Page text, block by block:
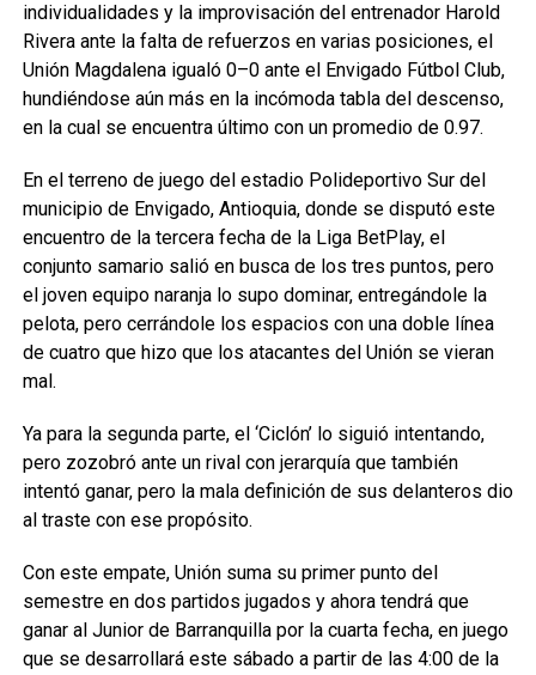
individualidades y la improvisación del entrenador Harold
Rivera ante la falta de refuerzos en varias posiciones, el
Unión Magdalena igualó 0–0 ante el Envigado Fútbol Club,
hundiéndose aún más en la incómoda tabla del descenso,
en la cual se encuentra último con un promedio de 0.97.
En el terreno de juego del estadio Polideportivo Sur del
municipio de Envigado, Antioquia, donde se disputó este
encuentro de la tercera fecha de la Liga BetPlay, el
conjunto samario salió en busca de los tres puntos, pero
el joven equipo naranja lo supo dominar, entregándole la
pelota, pero cerrándole los espacios con una doble línea
de cuatro que hizo que los atacantes del Unión se vieran
mal.
Ya para la segunda parte, el ‘Ciclón’ lo siguió intentando,
pero zozobró ante un rival con jerarquía que también
intentó ganar, pero la mala definición de sus delanteros dio
al traste con ese propósito.
Con este empate, Unión suma su primer punto del
semestre en dos partidos jugados y ahora tendrá que
ganar al Junior de Barranquilla por la cuarta fecha, en juego
que se desarrollará este sábado a partir de las 4:00 de la